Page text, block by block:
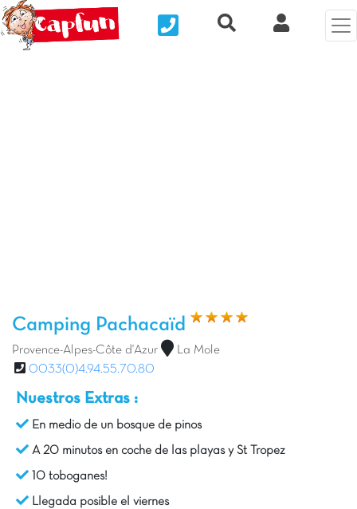
Nous contacterRecherche rapide
Mi
Camping Pachacaïd
Provence-Alpes-Côte d'Azur
La Mole
0033(0)4.94.55.70.80
Nuestros Extras :
En medio de un bosque de pinos
A 20 minutos en coche de las playas y St Tropez
10 toboganes!
Llegada posible el viernes